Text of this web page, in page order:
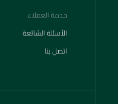
خدمة العملاء
الأسئلة الشائعة
اتصل بنا